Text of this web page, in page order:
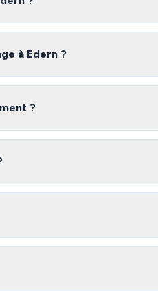
de comparer plusieurs
à Edern ?
les matériaux utilisés et la
?
jusqu'à 3 devis de
devis sous 48 heures. Les
vérifiés disposant des